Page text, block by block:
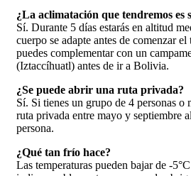
¿La aclimatación que tendremos es
Sí. Durante 5 días estarás en altitud
cuerpo se adapte antes de comenzar
puedes complementar con un
(Iztaccíhuatl) antes de ir a Bolivia.
¿Se puede abrir una ruta privada?
Sí. Si tienes un grupo de 4 personas o
ruta privada entre mayo y septiembre
persona.
¿Qué tan frío hace?
Las temperaturas pueden bajar de -